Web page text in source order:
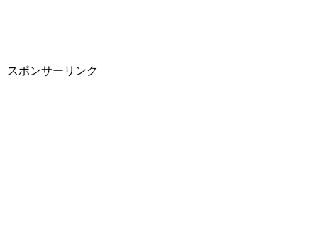
スポンサーリンク